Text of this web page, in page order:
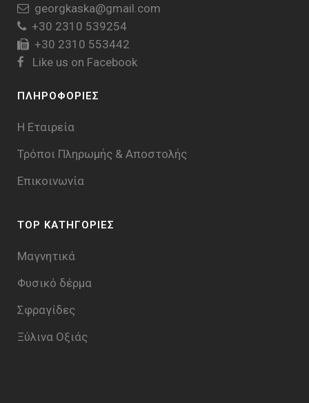
georgkaska@gmail.com
+30 2310 539254
+30 2310 553442
Like us on Facebook
ΠΛΗΡΟΦΟΡΙΕΣ
Η Εταιρεία
Τρόποι Πληρωμής & Aποστολής
Επικοινωνία
TOP ΚΑΤΗΓΟΡΙΕΣ
Μαγνητικά
Φυσικό δέρμα
Σφραγίδες
Ξύλινα Οξιάς